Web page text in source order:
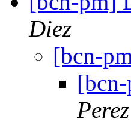
Diez
[bcn-